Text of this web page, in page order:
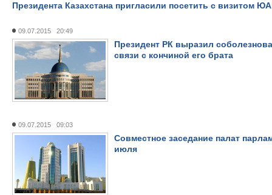
Президента Казахстана пригласили посетить с визитом
09.07.2015 20:49
Президент РК выразил
связи с кончиной его брата
09.07.2015 09:03
Совместное заседание палат
июля